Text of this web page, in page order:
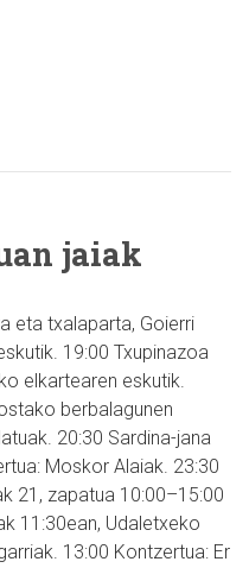
jaiak
eta txalaparta, Goierri
19:00 Txupinazoa
elkartearen eskutik.
berbalagunen
20:30 Sardina-jana
Moskor Alaiak. 23:30
21, zapatua 10:00–15:00
11:30ean, Udaletxeko
13:00 Kontzertua: Er